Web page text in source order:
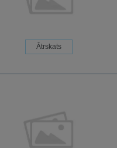
Ātrskats